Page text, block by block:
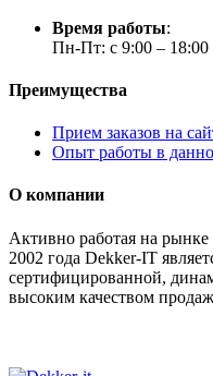
Время работы:
Пн-Пт: с 9:00 – 18:00
Преимущества
Прием заказов на
Опыт работы в
О компании
Активно работая на
2002 года Dekker-IT
сертифицированной,
высоким качеством